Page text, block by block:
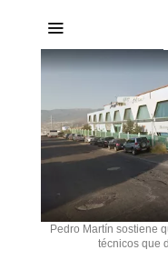
Pedro Martín sostiene
técnicos que